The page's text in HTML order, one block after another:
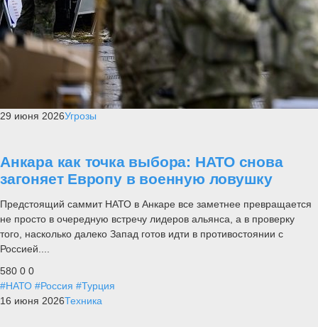
29 июня 2026Угрозы
Анкара как точка выбора: НАТО снова
загоняет Европу в военную ловушку
Предстоящий саммит НАТО в Анкаре все заметнее превращается
не просто в очередную встречу лидеров альянса, а в проверку
того, насколько далеко Запад готов идти в противостоянии с
Россией....
580 0 0
#НАТО #Россия #Турция
16 июня 2026Техника